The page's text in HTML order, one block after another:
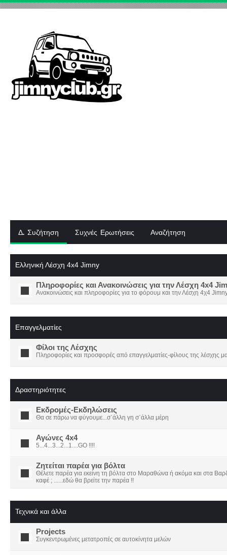
Δ. Συζήτηση Συχνές Ερωτήσεις Αναζήτηση
Ελληνική Λέσχη 4x4 Jimny
Πληροφορίες και Ανακοινώσεις για την Λέσχη 4x4
Ανακοινώσεις και πληροφορίες για το φόρουμ και την Λέσχη 4χ4
Επαγγελματίες
Φίλοι της Λέσχης
Πληροφορίες και προσφορές από επαγγελματίες-φίλους της λέσχης
Δραστηριότητες
Εκδρομές-Εκδηλώσεις
Θα σε πάρω να φύγουμε...σ΄άλλη γη σ΄άλλα μέρη
Αγώνες 4x4
5...4...3...2...1....GO !!!!
Ζητείται παρέα για βόλτα
Θέλετε παρέα για εκείνη τη βόλτα στο Μαραθώνα ή ακόμα και στα
καφέ ; ......εδώ θα βρείτε την παρέα !!
Τεχνικά και άλλα
Projects
Συγκεντρωμένες μετατροπές σε αυτοκίνητα μελών